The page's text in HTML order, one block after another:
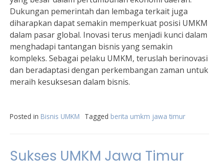
Dukungan pemerintah dan lembaga terkait juga
diharapkan dapat semakin memperkuat posisi UMKM
dalam pasar global. Inovasi terus menjadi kunci dalam
menghadapi tantangan bisnis yang semakin
kompleks. Sebagai pelaku UMKM, teruslah berinovasi
dan beradaptasi dengan perkembangan zaman untuk
meraih kesuksesan dalam bisnis.
Posted in Bisnis UMKM Tagged berita umkm jawa timur
Sukses UMKM Jawa Timur